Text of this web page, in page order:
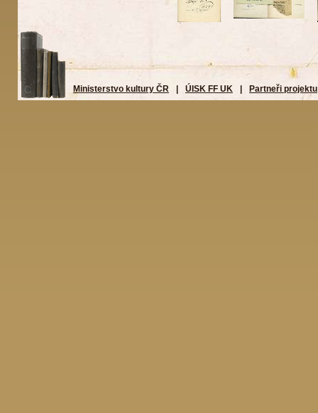
Ministerstvo kultury ČR ÚISK FF UK Partneři projektu